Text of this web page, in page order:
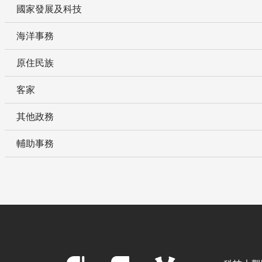
國家發展及科技
海洋事務
原住民族
客家
其他政務
輔助事務